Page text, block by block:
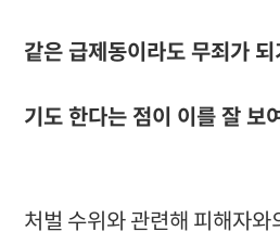
같은 급제동이라도 무죄가
기도 한다는 점이 이를 잘 보
처벌 수위와 관련해 피해자